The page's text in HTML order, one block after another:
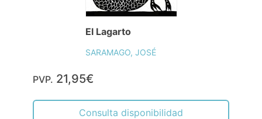
El Lagarto
SARAMAGO, JOSÉ
PVP. 21,95€
Consulta disponibilidad